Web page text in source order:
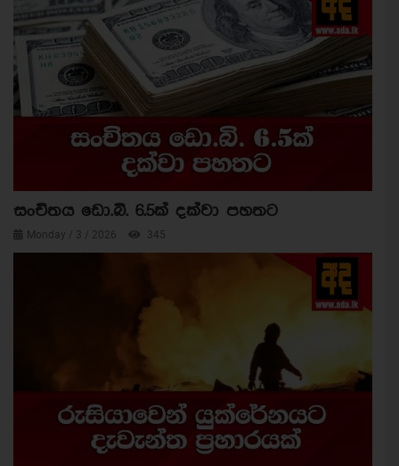
සංචිතය ඩො.බි. 6.5ක් දක්වා පහතට
Monday / 3 / 2026 345